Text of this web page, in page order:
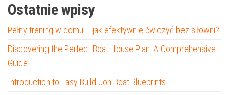
Ostatnie wpisy
Pełny trening w domu – jak efektywnie ćwiczyć bez siłowni?
Discovering the Perfect Boat House Plan: A Comprehensive
Guide
Introduction to Easy Build Jon Boat Blueprints